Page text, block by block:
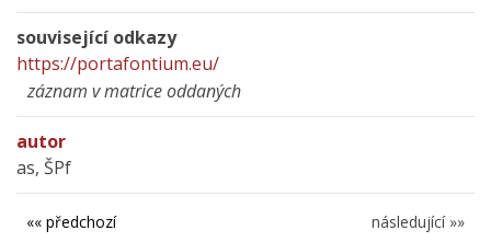
související odkazy
https://portafontium.eu/
záznam v matrice oddaných
autor
as, ŠPf
následující »»
«« předchozí